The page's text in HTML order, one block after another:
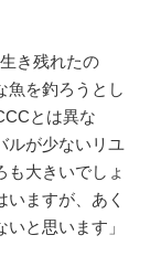
き残れたの
魚を釣ろうとし
とは異な
ルが少ないリユ
も大きいでしょ
ますが、あく
と思います」